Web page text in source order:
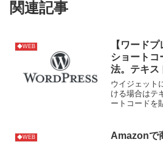
関連記事
◆WEB
【ワード
ショートコ
法。テキス
う！
ウイジェット
ける場合はテ
ートコードを
◆WEB
Amazonで